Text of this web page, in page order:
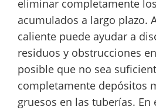
eliminar completamente
acumulados a largo plazo.
caliente puede ayudar a
residuos y obstrucciones
posible que no sea
completamente depósitos
gruesos en las tuberías. En